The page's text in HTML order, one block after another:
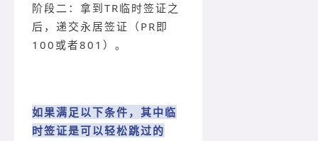
阶段二：拿到TR临时签证之
后，递交永居签证（PR即
100或者801）。
如果满足以下条件，其中临
时签证是可以轻松跳过的